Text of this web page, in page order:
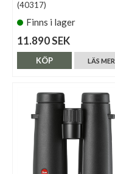
(40317)
Finns i lager
11.890 SEK
LÄS MER
KÖP